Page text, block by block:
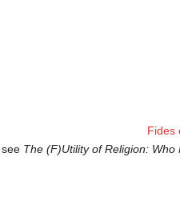
Fides
The (F)Utility of Religion: